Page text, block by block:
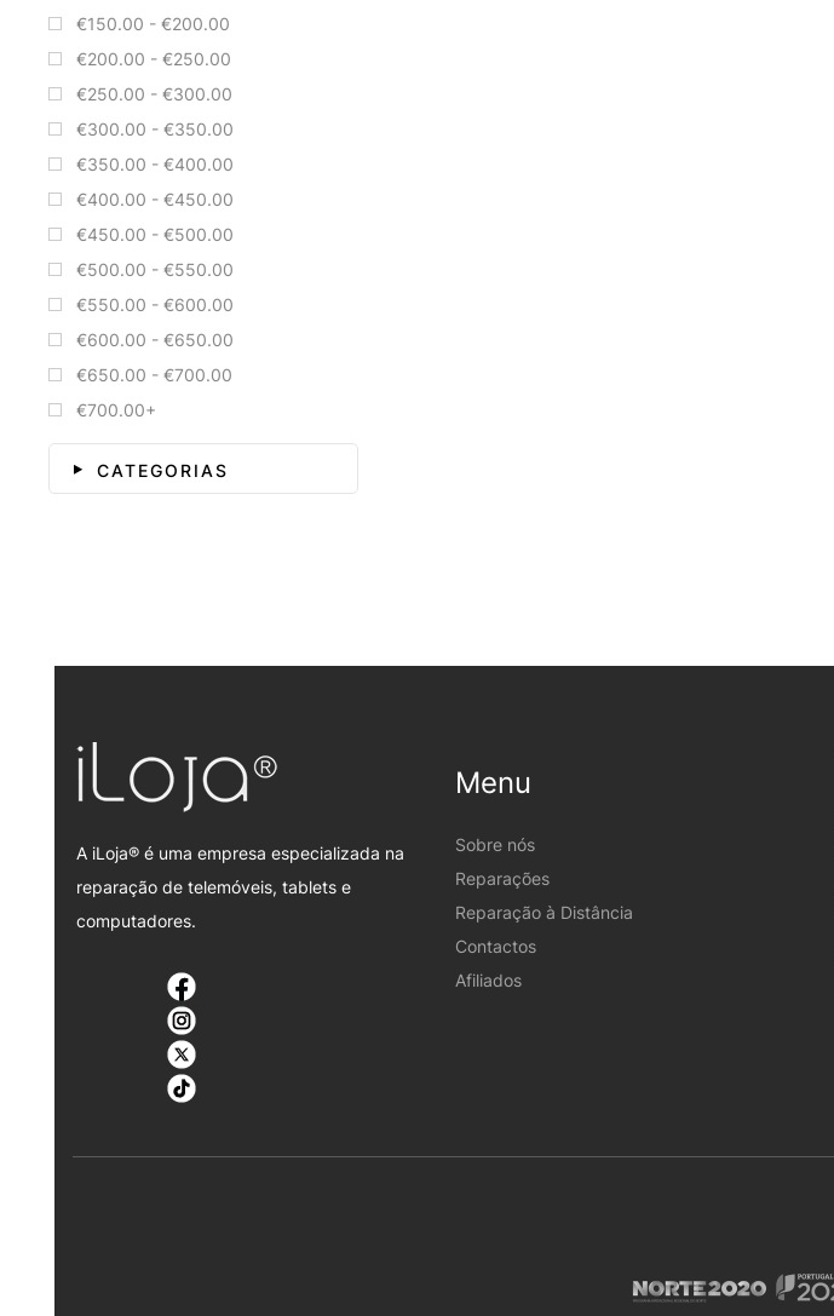
€150.00 - €200.00
€200.00 - €250.00
€250.00 - €300.00
€300.00 - €350.00
€350.00 - €400.00
€400.00 - €450.00
€450.00 - €500.00
€500.00 - €550.00
€550.00 - €600.00
€600.00 - €650.00
€650.00 - €700.00
€700.00+
CATEGORIAS
A iLoja® é uma empresa especializada na
reparação de telemóveis, tablets e
computadores.
Menu
Sobre nós
Reparações
Reparação à Distância
Contactos
Afiliados